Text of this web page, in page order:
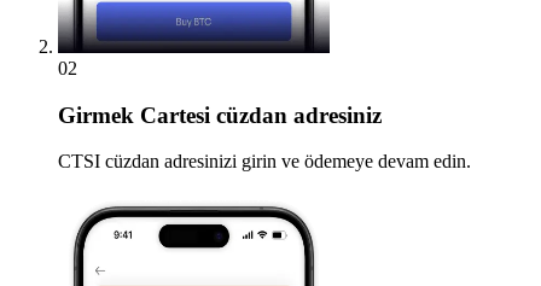
02
Girmek Cartesi cüzdan adresiniz
CTSI cüzdan adresinizi girin ve ödemeye devam edin.